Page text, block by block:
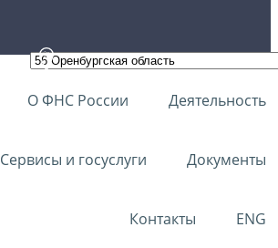
О ФНС России Деятельность
Сервисы и госуслуги Документы
Контакты ENG